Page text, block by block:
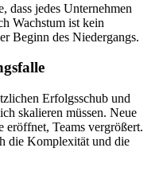
dass jedes Unternehmen
Wachstum ist kein
Beginn des Niedergangs.
Erfolgsschub und
skalieren müssen. Neue
eröffnet, Teams vergrößert.
die Komplexität und die